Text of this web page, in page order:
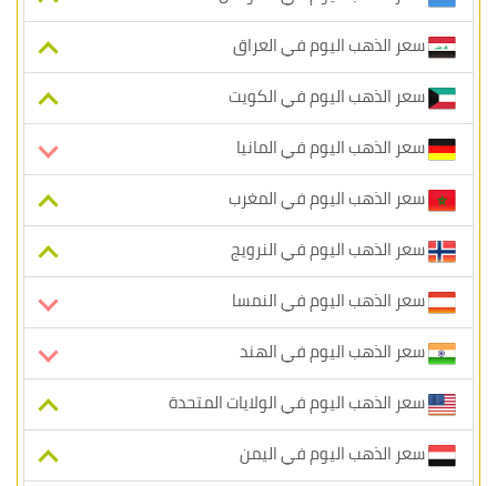
سعر الذهب اليوم في العراق
سعر الذهب اليوم في الكويت
سعر الذهب اليوم في المانيا
سعر الذهب اليوم في المغرب
سعر الذهب اليوم في النرويج
سعر الذهب اليوم في النمسا
سعر الذهب اليوم في الهند
سعر الذهب اليوم في الولايات المتحدة
سعر الذهب اليوم في اليمن